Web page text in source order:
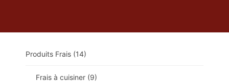
Produits Frais (14)
Frais à cuisiner (9)